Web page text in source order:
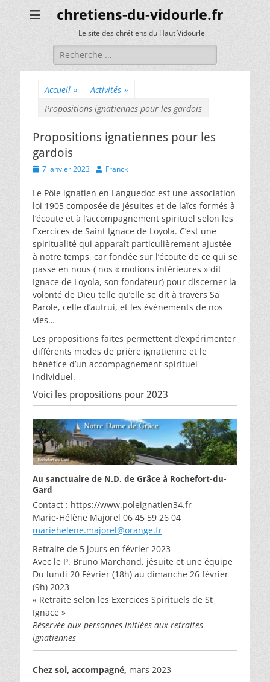
chretiens-du-vidourle.fr
Le site des chrétiens du Haut Vidourle
Rechercher :
Accueil » Activités »
Propositions ignatiennes pour les gardois
Propositions ignatiennes pour les
gardois
Posted7 janvier 2023 AuthorFranck
Le Pôle ignatien en Languedoc est une association
loi 1905 composée de Jésuites et de laïcs formés à
l’écoute et à l’accompagnement spirituel selon les
Exercices de Saint Ignace de Loyola. C’est une
spiritualité qui apparaît particulièrement ajustée
à notre temps, car fondée sur l’écoute de ce qui se
passe en nous ( nos « motions intérieures » dit
Ignace de Loyola, son fondateur) pour discerner la
volonté de Dieu telle qu’elle se dit à travers Sa
Parole, celle d’autrui, et les événements de nos
vies…
Les propositions faites permettent d’expérimenter
différents modes de prière ignatienne et le
bénéfice d’un accompagnement spirituel
individuel.
Voici les propositions pour 2023
Au sanctuaire de N.D. de Grâce à Rochefort-du-
Gard
Contact : https://www.poleignatien34.fr
Marie-Hélène Majorel 06 45 59 26 04
mariehelene.majorel@orange.fr
Retraite de 5 jours en février 2023
Avec le P. Bruno Marchand, jésuite et une équipe
Du lundi 20 Février (18h) au dimanche 26 février
(9h) 2023
« Retraite selon les Exercices Spirituels de St
Ignace »
Réservée aux personnes initiées aux retraites
ignatiennes
Chez soi, accompagné, mars 2023